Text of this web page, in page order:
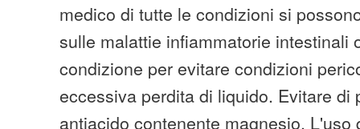
medico di tutte le condizioni si
sulle malattie infiammatorie intestinali
condizione per evitare condizioni
eccessiva perdita di liquido. Evitare di
antiacido contenente magnesio.